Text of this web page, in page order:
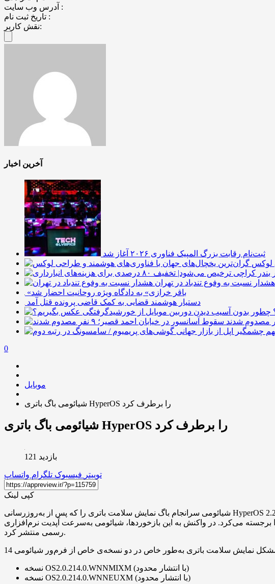
آدرس وب سایت :
تاریخ ثبت نام :
نقش کاربر:
آخرین اخبار
ثبت‌نام رقابت بزرگ المپیک فناوری ۲۰۲۶ آغاز شد
لوکس
هشدار نسبت به وفوع تندباد در تهران
«باقر خرازی» به دادگاه ویژه روحانیت احضار شد
دستیار هوشمند قضایی به کمک قاضی پرونده قتل آمد
0
موبایل
شیائومی باگ باتری HyperOS را برطرف کرد
شیائومی باگ باتری HyperOS را برطرف کرد
بازدید 121
توییتر فیسبوک تلگرام واتساپ
کپی لینک
شیائومی سرانجام باگ نمایش سلامت باتری را که پس از به‌روزرسانی HyperOS 2.2 در برخی دستگاه‌ها ظاهر شده بود رفع کرد. کاربران گوشی شیائومی 14T پرو به‌ویژه تحت‌تأثیر این مشکل قرار گرفته
می‌کرد. در واکنش به این بازخوردها، شیائومی به‌سرعت آپدیت نرم‌افزاری
رسمی منتشر کرد.
نسخه OS2.0.214.0.WNNMIXM (با انتشار محدود)
نسخه OS2.0.214.0.WNNEUXM (با انتشار محدود)